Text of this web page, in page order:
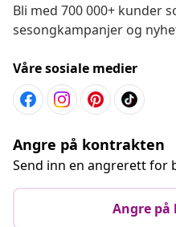
Bli med 700 000+ kunder
sesongkampanjer og
Våre sosiale medier
Angre på kontrakten
Send inn en angrerett for
Angre